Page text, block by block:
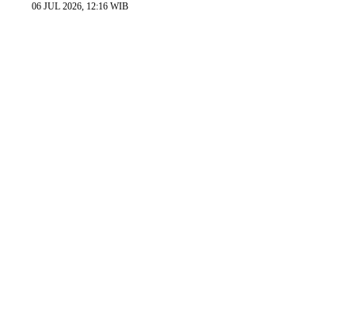
06 JUL 2026, 12:16 WIB